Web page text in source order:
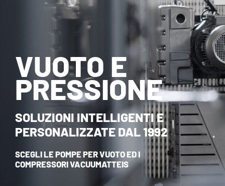
HOME
VUOTO E
PRESSIONE
SOLUZIONI INTELLIGENTI E
PERSONALIZZATE DAL 1992
SCEGLI LE POMPE PER VUOTO ED I
COMPRESSORI VACUUMATTEIS